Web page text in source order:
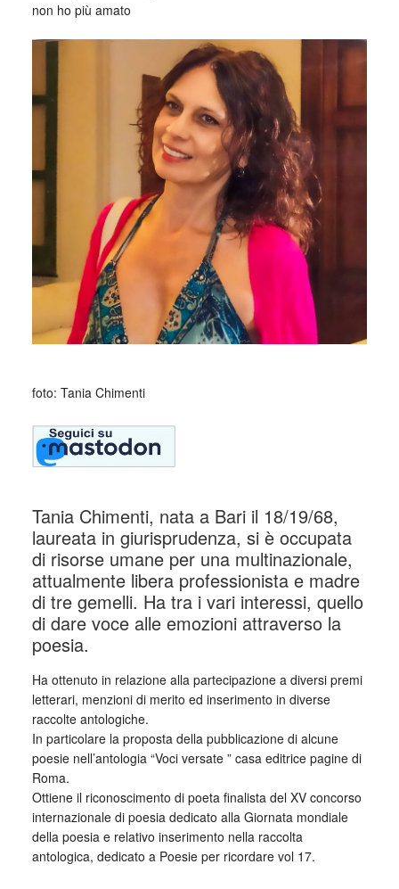
non ho più amato
foto: Tania Chimenti
Tania Chimenti, nata a Bari il 18/19/68,
laureata in giurisprudenza, si è occupata
di risorse umane per una multinazionale,
attualmente libera professionista e madre
di tre gemelli. Ha tra i vari interessi, quello
di dare voce alle emozioni attraverso la
poesia.
Ha ottenuto in relazione alla partecipazione a diversi premi
letterari, menzioni di merito ed inserimento in diverse
raccolte antologiche.
In particolare la proposta della pubblicazione di alcune
poesie nell’antologia “Voci versate ” casa editrice pagine di
Roma.
Ottiene il riconoscimento di poeta finalista del XV concorso
internazionale di poesia dedicato alla Giornata mondiale
della poesia e relativo inserimento nella raccolta
antologica, dedicato a Poesie per ricordare vol 17.